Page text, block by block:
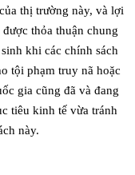
thị trường này, và lợi
thỏa thuận chung
khi các chính sách
tội phạm truy nã hoặc
gia cũng đã và đang
tiêu kinh tế vừa tránh
này.